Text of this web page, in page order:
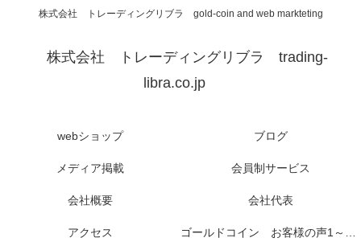
株式会社 トレーディングリブラ gold-coin and web markteting
株式会社 トレーディングリブラ trading-
libra.co.jp
webショップ ブログ
メディア掲載 会員制サービス
会社概要 会社代表
アクセス ゴールドコイン お客様の声1～6ページ